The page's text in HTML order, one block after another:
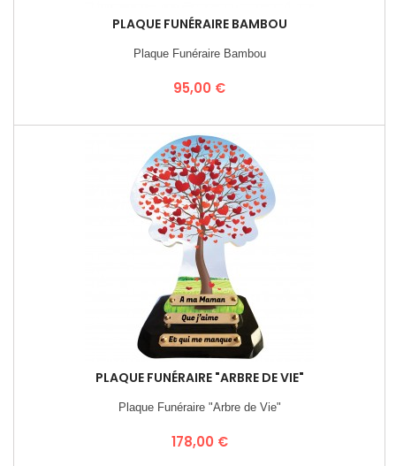
PLAQUE FUNÉRAIRE BAMBOU
Plaque Funéraire Bambou
Prix
95,00 €
PLAQUE FUNÉRAIRE "ARBRE DE VIE"
Plaque Funéraire "Arbre de Vie"
Prix
178,00 €